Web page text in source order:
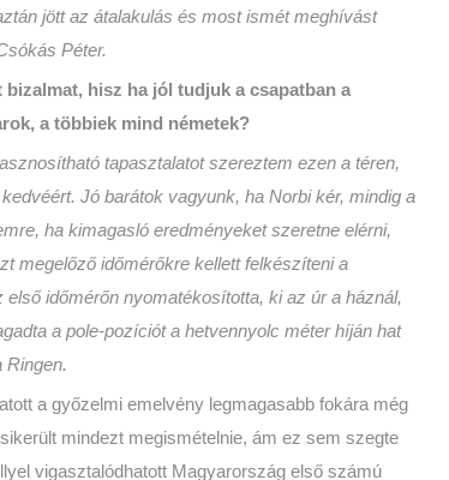
jött az átalakulás és most ismét meghívást
Péter.
hisz ha jól tudjuk a csapatban a
a többiek mind németek?
tapasztalatot szereztem ezen a téren,
Jó barátok vagyunk, ha Norbi kér, mindig a
ha kimagasló eredményeket szeretne elérni,
megelőző időmérőkre kellett felkészíteni a
időmérőn nyomatékosította, ki az úr a háznál,
a pole-pozíciót a hetvennyolc méter híján hat
Ringen.
a győzelmi emelvény legmagasabb fokára még
mindezt megismételnie, ám ez sem szegte
vigasztalódhatott Magyarország első számú